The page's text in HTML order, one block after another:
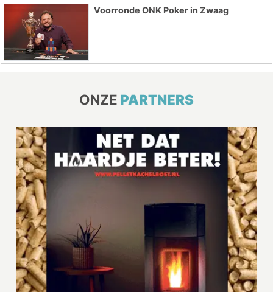
Voorronde ONK Poker in Zwaag
ONZE PARTNERS